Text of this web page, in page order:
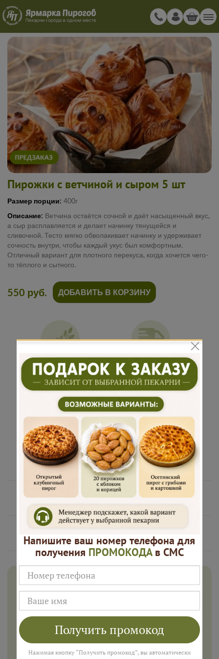
Пирожки с ветчиной и сыром 5 шт
Размер порции: 400г
Описание: Ветчина остаётся сочной и даёт насыщенный вкус,
а сыр расплавляется и делает начинку тянущейся и
сливочной. Тесто мягко обволакивает начинку и удерживает
сочность внутри, чтобы каждый укус был комфортным.
Отличный вариант для плотного перекуса, когда хочется чего-
то тёплого и сытного.
Традиционная
рецептура
Бережная
доставка
Подарок к
каждому
заказу
Много
начинки
550 руб. ДОБАВИТЬ В КОРЗИНУ
Нам доверяют
Русские Пироги это
Дарим 500 рублей на заказ в
августе!
Введите ваш номер телефона и мы пришлем промокод
для подарка в смс
Напишите ваш номер телефона для
получения ПРОМОКОДАв СМС
Получить промокод
Нажимая кнопку “Получить промокод”, вы автоматически